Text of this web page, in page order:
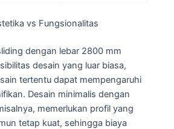
vs Fungsionalitas
dengan lebar 2800 mm
desain yang luar biasa,
tertentu dapat mempengaruhi
Desain minimalis dengan
memerlukan profil yang
tetap kuat, sehingga biaya